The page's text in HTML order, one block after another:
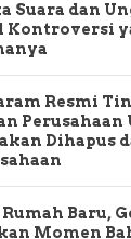
Suara dan
Kontroversi
Resmi
Perusahaan
Dihapus
Baru,
Momen